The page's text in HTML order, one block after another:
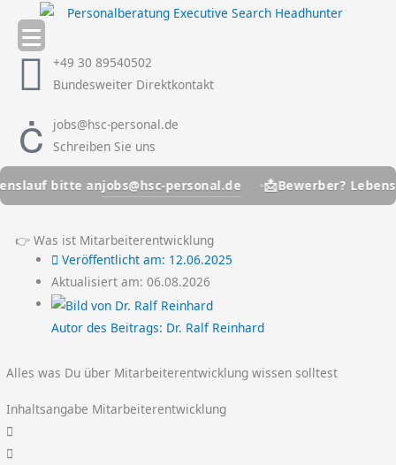
Inhalt
springen +49 30 89540502
Bundesweiter Direktkontakt
jobs@hsc-personal.de
Schreiben Sie uns
bitte anjobs@hsc-personal.de 📩 Bewerber?
👉 Was ist Mitarbeiterentwicklung
Veröffentlicht am: 12.06.2025
Aktualisiert am: 06.08.2026
Autor des Beitrags: Dr. Ralf Reinhard
Alles was Du über Mitarbeiterentwicklung wissen solltest
Inhaltsangabe Mitarbeiterentwicklung